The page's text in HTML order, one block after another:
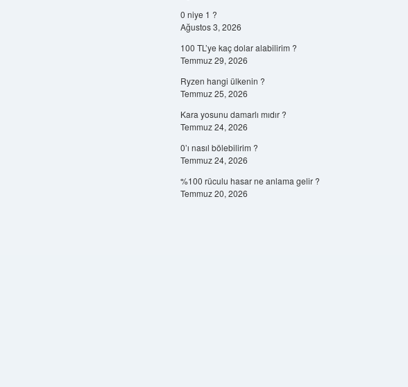
0 niye 1 ?
Ağustos 3, 2026
100 TL’ye kaç dolar alabilirim ?
Temmuz 29, 2026
Ryzen hangi ülkenin ?
Temmuz 25, 2026
Kara yosunu damarlı mıdır ?
Temmuz 24, 2026
0’ı nasıl bölebilirim ?
Temmuz 24, 2026
%100 rüculu hasar ne anlama gelir ?
Temmuz 20, 2026